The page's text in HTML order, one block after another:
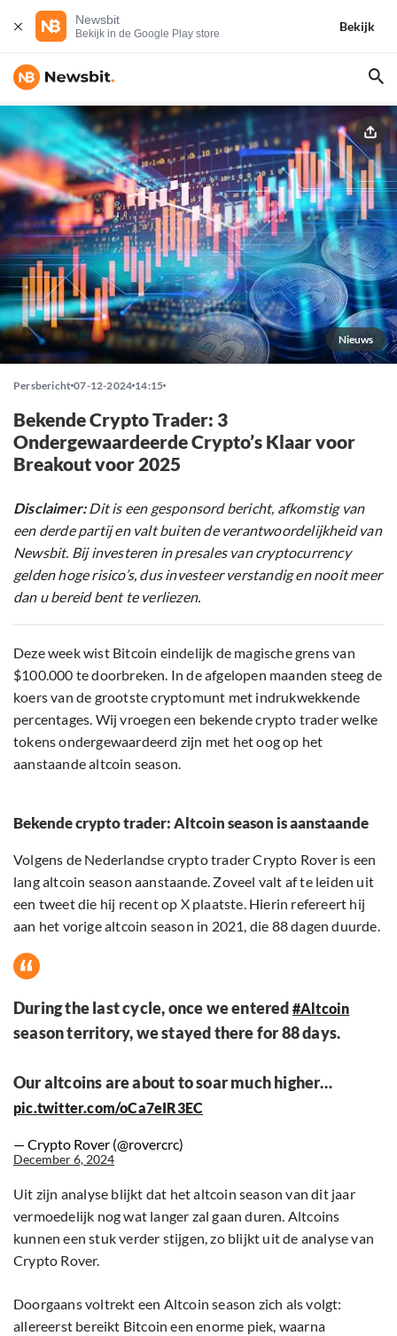
Newsbit
Bekijk in de Google Play store
Bekijk
Nieuws
Persbericht 07-12-2024 14:15
Bekende Crypto Trader: 3
Ondergewaardeerde Crypto’s Klaar voor
Breakout voor 2025
Disclaimer:Dit is een gesponsord bericht, afkomstig van
een derde partij en valt buiten de verantwoordelijkheid van
Newsbit. Bij investeren in presales van cryptocurrency
gelden hoge risico’s, dus investeer verstandig en nooit meer
dan u bereid bent te verliezen.
Deze week wist Bitcoin eindelijk de magische grens van
$100.000 te doorbreken. In de afgelopen maanden steeg de
koers van de grootste cryptomunt met indrukwekkende
percentages. Wij vroegen een bekende crypto trader welke
tokens ondergewaardeerd zijn met het oog op het
aanstaande altcoin season.
Bekende crypto trader: Altcoin season is aanstaande
Volgens de Nederlandse crypto trader Crypto Rover is een
lang altcoin season aanstaande. Zoveel valt af te leiden uit
een tweet die hij recent op X plaatste. Hierin refereert hij
aan het vorige altcoin season in 2021, die 88 dagen duurde.
During the last cycle, once we entered #Altcoin
season territory, we stayed there for 88 days.
Our altcoins are about to soar much higher…
pic.twitter.com/oCa7eIR3EC
— Crypto Rover (@rovercrc)
December 6, 2024
Uit zijn analyse blijkt dat het altcoin season van dit jaar
vermoedelijk nog wat langer zal gaan duren. Altcoins
kunnen een stuk verder stijgen, zo blijkt uit de analyse van
Crypto Rover.
Doorgaans voltrekt een Altcoin season zich als volgt:
allereerst bereikt Bitcoin een enorme piek, waarna